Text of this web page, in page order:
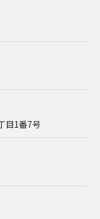
目1番7号